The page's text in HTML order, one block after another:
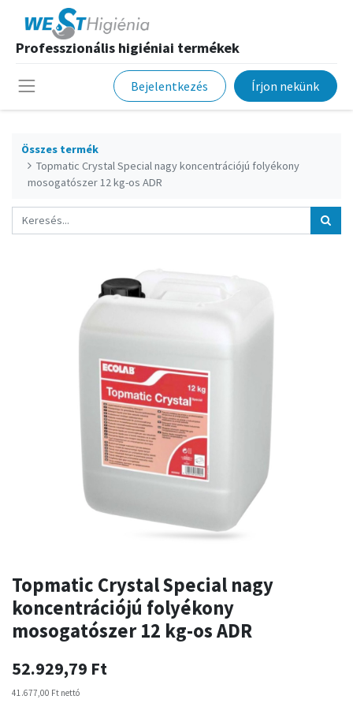
Professzionális higiéniai termékek
Bejelentkezés Írjon nekünk
Összes termék
Topmatic Crystal Special nagy koncentrációjú folyékony
mosogatószer 12 kg-os ADR
Topmatic Crystal Special nagy
koncentrációjú folyékony
mosogatószer 12 kg-os ADR
52.929,79 Ft
41.677,00 Ft nettó